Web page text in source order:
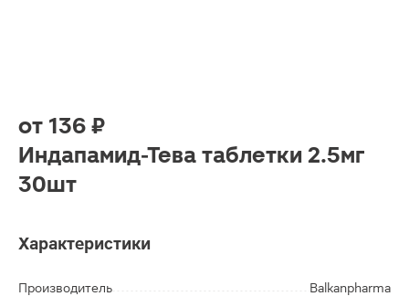
от 136 ₽
Индапамид-Тева таблетки 2.5мг
30шт
Характеристики
Производитель
Balkanpharma